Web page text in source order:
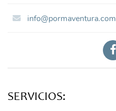
info@pormaventura.com
SERVICIOS: